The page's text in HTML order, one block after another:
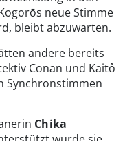
neue Stimme
bleibt abzuwarten.
andere bereits
Conan und Kaitô
Synchronstimmen
Chika